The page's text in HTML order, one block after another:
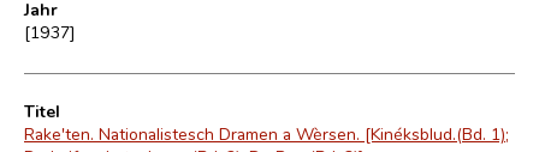
Jahr
[1937]
Titel
Rake'ten. Nationalistesch Dramen a Wèrsen. [Kinéksblud.(Bd. 1);